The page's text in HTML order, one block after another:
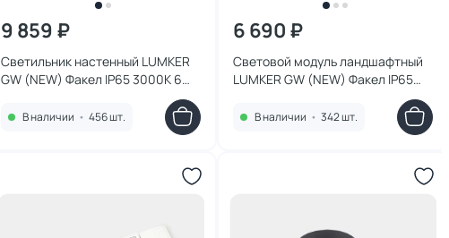
9 859 ₽
Светильник настенный LUMKER
GW (NEW) Факел IP65 3000K 6W
В наличии • 456 шт.
6 690 ₽
Световой модуль ландшафтный
LUMKER GW (NEW) Факел IP65
В наличии • 342 шт.